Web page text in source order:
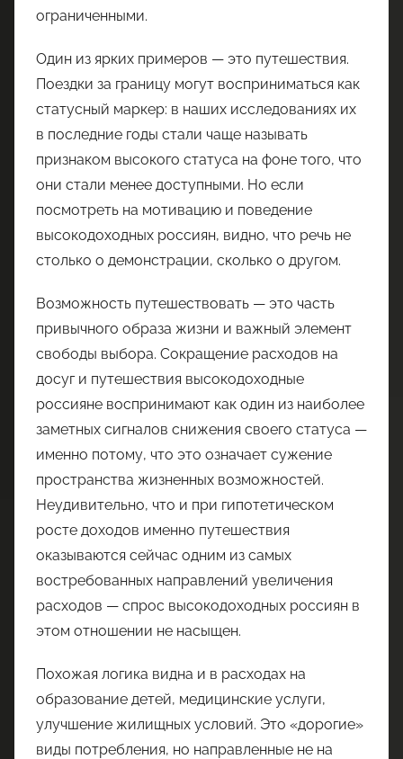
ограниченными.
Один из ярких примеров — это путешествия.
Поездки за границу могут восприниматься как
статусный маркер: в наших исследованиях их
в последние годы стали чаще называть
признаком высокого статуса на фоне того, что
они стали менее доступными. Но если
посмотреть на мотивацию и поведение
высокодоходных россиян, видно, что речь не
столько о демонстрации, сколько о другом.
Возможность путешествовать — это часть
привычного образа жизни и важный элемент
свободы выбора. Сокращение расходов на
досуг и путешествия высокодоходные
россияне воспринимают как один из наиболее
заметных сигналов снижения своего статуса —
именно потому, что это означает сужение
пространства жизненных возможностей.
Неудивительно, что и при гипотетическом
росте доходов именно путешествия
оказываются сейчас одним из самых
востребованных направлений увеличения
расходов — спрос высокодоходных россиян в
этом отношении не насыщен.
Похожая логика видна и в расходах на
образование детей, медицинские услуги,
улучшение жилищных условий. Это «дорогие»
виды потребления, но направленные не на